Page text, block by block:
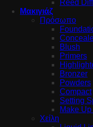
Reed
Μακιγιάζ
Πρόσωπο
Blush
Primers
Bronzer
Powders
Compact
Setting
Make
Χείλη